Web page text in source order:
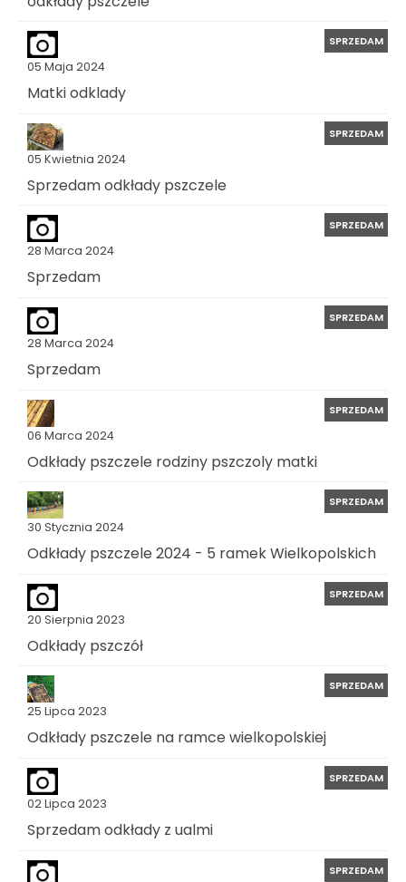
05 Maja 2024
SPRZEDAM
Matki odklady
05 Kwietnia 2024
SPRZEDAM
Sprzedam odkłady pszczele
28 Marca 2024
SPRZEDAM
Sprzedam
28 Marca 2024
SPRZEDAM
Sprzedam
06 Marca 2024
SPRZEDAM
Odkłady pszczele rodziny pszczoly matki
30 Stycznia 2024
SPRZEDAM
Odkłady pszczele 2024 - 5 ramek Wielkopolskich
20 Sierpnia 2023
SPRZEDAM
Odkłady pszczół
25 Lipca 2023
SPRZEDAM
Odkłady pszczele na ramce wielkopolskiej
02 Lipca 2023
SPRZEDAM
Sprzedam odkłady z ualmi
SPRZEDAM